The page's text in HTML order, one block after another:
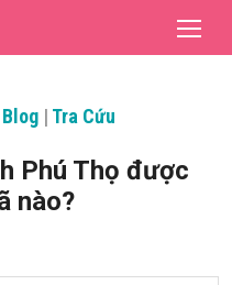
Blog | Tra Cứu
Phú Thọ được
nào?